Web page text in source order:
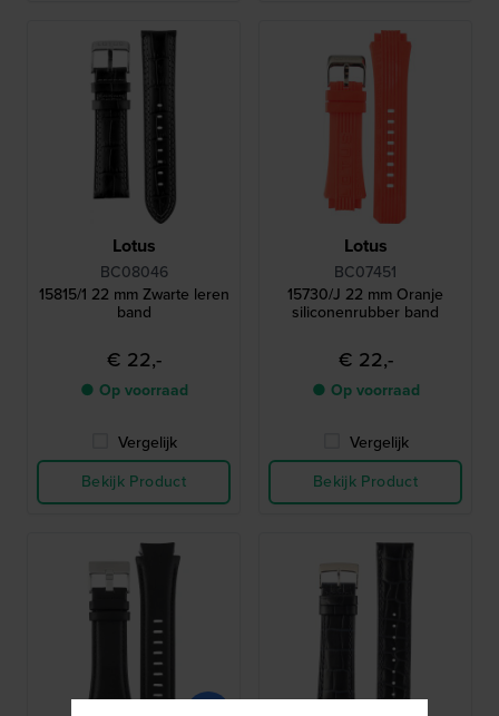
Lotus
BC08046
15815/1 22 mm Zwarte leren
band
€ 22,-
● Op voorraad
Vergelijk
Bekijk Product
Lotus
BC07451
15730/J 22 mm Oranje
siliconenrubber band
€ 22,-
● Op voorraad
Vergelijk
Bekijk Product